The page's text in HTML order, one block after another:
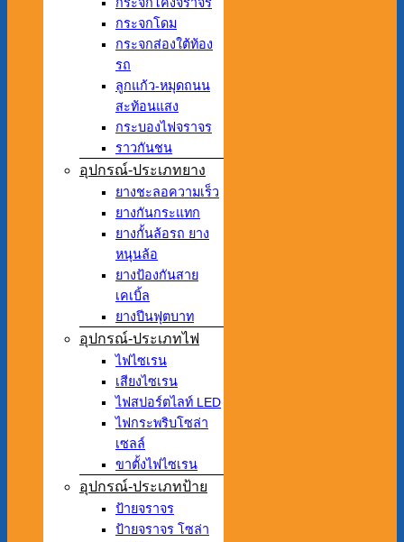
กระจกโดม
กระจกส่องใต้ท้อง
รถ
ลูกแก้ว-หมุดถนน
สะท้อนแสง
กระบองไฟจราจร
ราวกันชน
อุปกรณ์-ประเภทยาง
ยางชะลอความเร็ว
ยางกันกระแทก
ยางกั้นล้อรถ ยาง
หนุนล้อ
ยางป้องกันสาย
เคเบิ้ล
ยางปีนฟุตบาท
อุปกรณ์-ประเภทไฟ
ไฟไซเรน
เสียงไซเรน
ไฟสปอร์ตไลท์ LED
ไฟกระพริบโซล่า
เซลล์
ขาตั้งไฟไซเรน
อุปกรณ์-ประเภทป้าย
ป้ายจราจร
ป้ายจราจร โซล่า